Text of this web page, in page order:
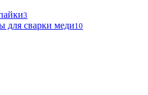
3
для сварки меди10